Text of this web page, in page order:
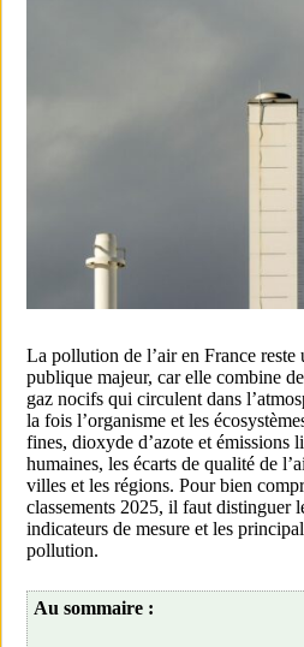
La pollution de l’air en France reste
publique majeur, car elle combine
gaz nocifs qui circulent dans
la fois l’organisme et les
fines, dioxyde d’azote et émissions
humaines, les écarts de qualité de
villes et les régions. Pour bien
classements 2025, il faut distinguer
indicateurs de mesure et les
pollution.
Au sommaire :